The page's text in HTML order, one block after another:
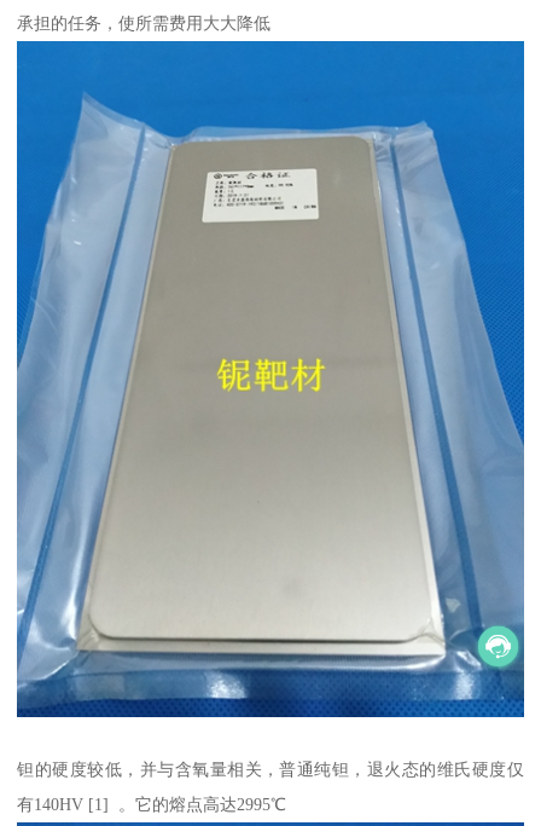
承担的任务，使所需费用大大降低
钽的硬度较低，并与含氧量相关，普通纯钽，退火态的维氏硬度仅
有140HV [1] 。它的熔点高达2995℃